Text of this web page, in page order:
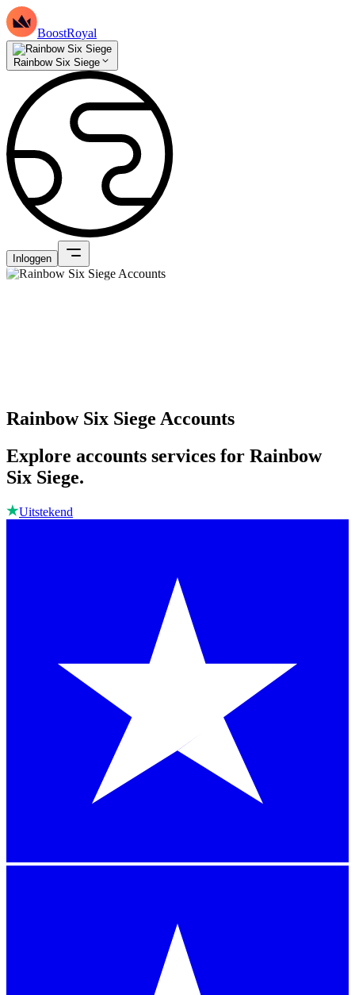
BoostRoyal
Rainbow Six Siege
Inloggen
Rainbow Six Siege Accounts
Explore accounts services for Rainbow
Six Siege.
Uitstekend